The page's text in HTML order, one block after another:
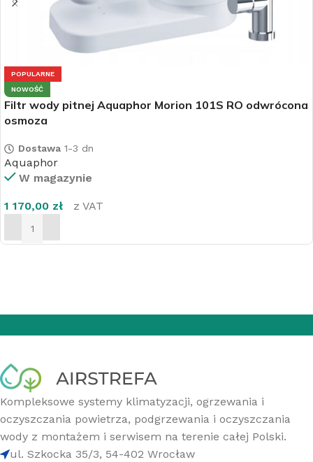
POPULARNE
NOWOŚĆ
Filtr wody pitnej Aquaphor Morion 101S RO odwrócona
osmoza
Dostawa 1-3 dn
Aquaphor
W magazynie
1 170,00 zł z VAT
DODAJ DO KOSZYKA
Kompleksowe systemy klimatyzacji, ogrzewania i
oczyszczania powietrza, podgrzewania i oczyszczania
wody z montażem i serwisem na terenie całej Polski.
ul. Szkocka 35/3, 54-402 Wrocław